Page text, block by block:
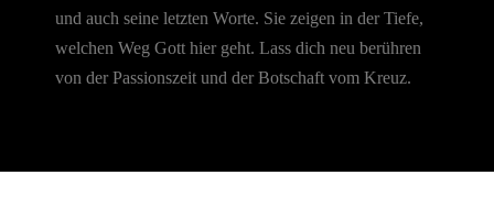
und auch seine letzten Worte. Sie zeigen in der Tiefe,
welchen Weg Gott hier geht. Lass dich neu berühren
von der Passionszeit und der Botschaft vom Kreuz.